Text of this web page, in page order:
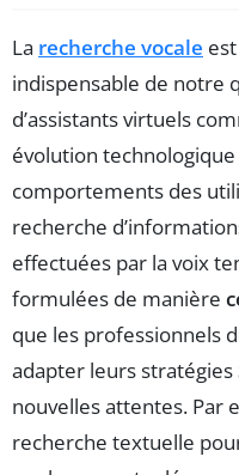
La recherche vocale
indispensable de notre
d’assistants virtuels
évolution
comportements des
recherche
effectuées par la voix
formulées de manière
que les professionnels
adapter leurs stratégies
nouvelles attentes. Par
recherche textuelle